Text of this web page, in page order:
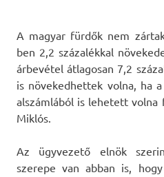
A magyar fürdők nem
ben 2,2 százalékkal
árbevétel átlagosan 7,2
is növekedhettek volna, ha
alszámlából is lehetett volna
Miklós.
Az ügyvezető elnök
szerepe van abban is,